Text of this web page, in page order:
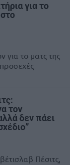
για το
για το ματς της
τον
δεν πάει
Πέσιτς,